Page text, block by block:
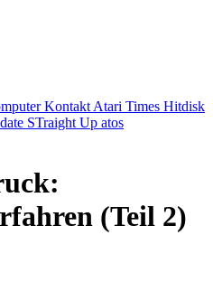
Kontakt Atari Times Hitdisk
STraight Up atos
(Teil 2)